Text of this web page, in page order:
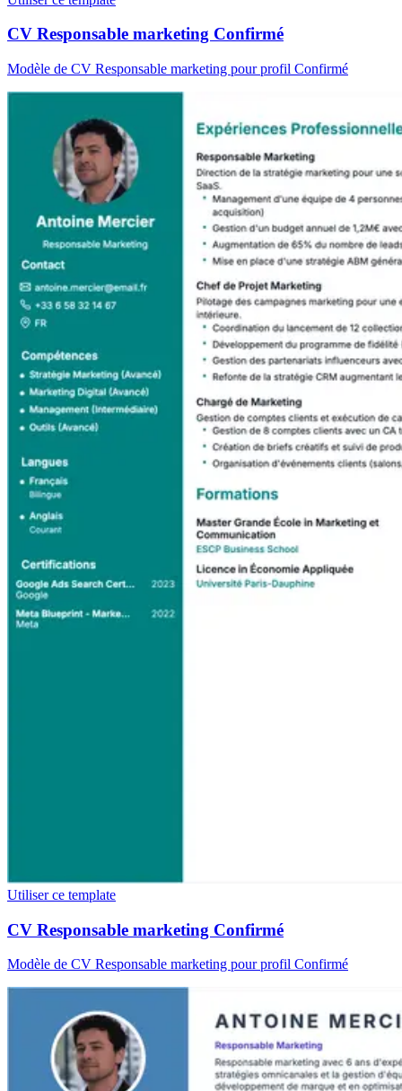
CV Responsable marketing Confirmé
Modèle de CV Responsable marketing pour profil Confirmé
Utiliser ce template
CV Responsable marketing Confirmé
Modèle de CV Responsable marketing pour profil Confirmé